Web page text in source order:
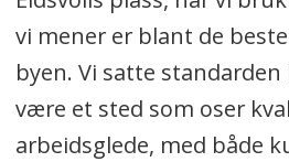
vi mener er blant de
byen. Vi satte
være et sted som oser
arbeidsglede, med både